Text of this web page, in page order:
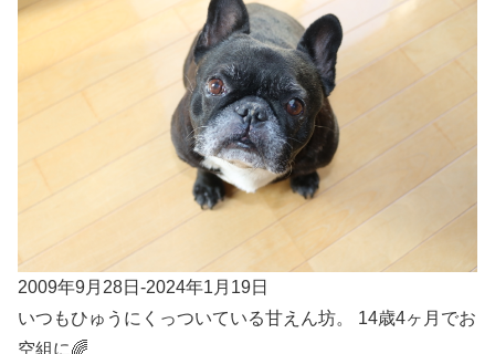
2009年9月28日-2024年1月19日
いつもひゅうにくっついている甘えん坊。 14歳4ヶ月でお
空組に🌈